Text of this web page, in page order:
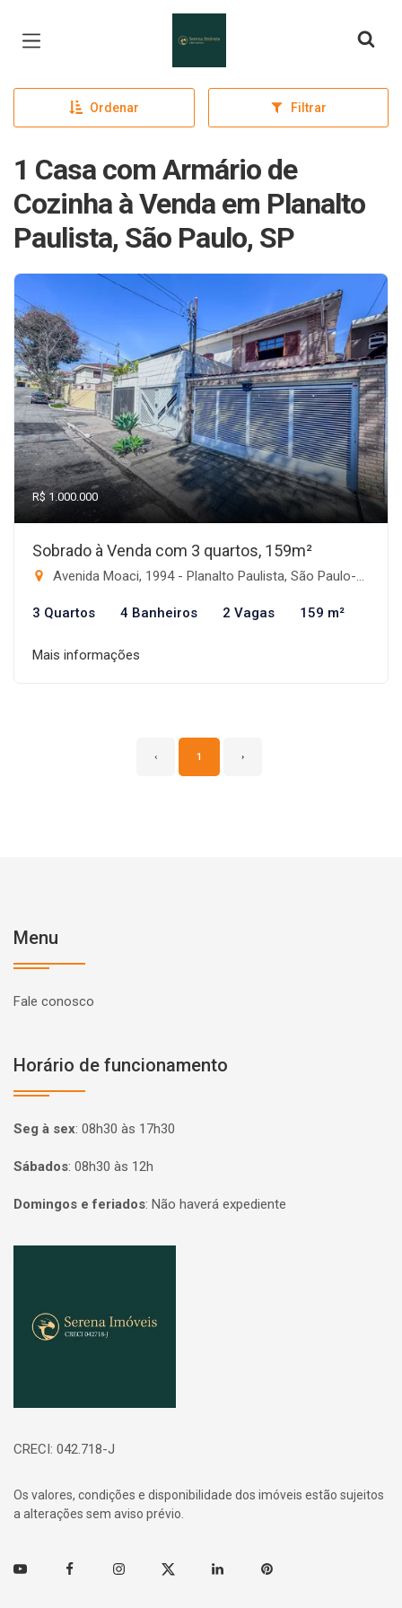
Ordenar Filtrar
1 Casa com Armário de
Cozinha à Venda em Planalto
Paulista, São Paulo, SP
R$ 1.000.000
Sobrado à Venda com 3 quartos, 159m²
Avenida Moaci, 1994 - Planalto Paulista, São Paulo-SP
3 Quartos 4 Banheiros 2 Vagas 159 m²
Mais informações
‹ 1 ›
Menu
Fale conosco
Horário de funcionamento
Seg à sex: 08h30 às 17h30
Sábados: 08h30 às 12h
Domingos e feriados: Não haverá expediente
CRECI: 042.718-J
Os valores, condições e disponibilidade dos imóveis estão sujeitos
a alterações sem aviso prévio.
Youtube FacebookInstagramTwitter Linkedin Pinterest